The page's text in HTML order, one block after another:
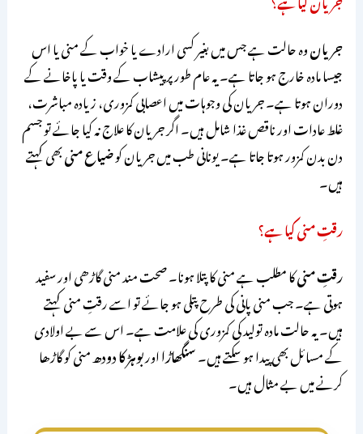
جریانوہ حالت ہے جس میں بغیر کسی ارادے یا خواب کے منی یا اس
جیسا مادہ خارج ہو جاتا ہے۔ یہ عام طور پر پیشاب کے وقت یا پاخانے کے
دوران ہوتا ہے۔ جریان کی وجوہات میں اعصابی کمزوری، زیادہ مباشرت،
غلط عادات اور ناقص غذا شامل ہیں۔ اگر جریان کا علاج نہ کیا جائے تو جسم
دن بدن کمزور ہوتا جاتا ہے۔ یونانی طب میں جریان کوضیاع منیبھی کہتے
ہیں۔
رقتِ منی کیا ہے؟
رقتِ منیکا مطلب ہے منی کا پتلا ہونا۔ صحت مند منی گاڑھی اور سفید
ہوتی ہے۔ جب منی پانی کی طرح پتلی ہو جائے تو اسے رقتِ منی کہتے
ہیں۔ یہ حالت مادہ تولید کی کمزوری کی علامت ہے۔ اس سے بے اولادی
کے مسائل بھی پیدا ہو سکتے ہیں۔سنگھاڑااوربوہڑ کا دودھمنی کو گاڑھا
کرنے میں بے مثال ہیں۔